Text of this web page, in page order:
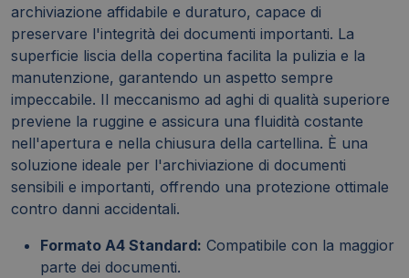
archiviazione affidabile e duraturo, capace di
preservare l'integrità dei documenti importanti. La
superficie liscia della copertina facilita la pulizia e la
manutenzione, garantendo un aspetto sempre
impeccabile. Il meccanismo ad aghi di qualità superiore
previene la ruggine e assicura una fluidità costante
nell'apertura e nella chiusura della cartellina. È una
soluzione ideale per l'archiviazione di documenti
sensibili e importanti, offrendo una protezione ottimale
contro danni accidentali.
Formato A4 Standard: Compatibile con la maggior
parte dei documenti.